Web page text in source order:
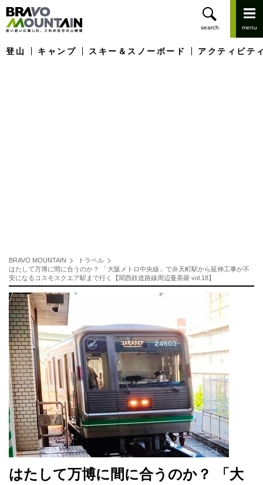
登山 キャンプ スキー＆スノーボード アクティビテ
BRAVO MOUNTAIN
トラベル
はたして万博に間に合うのか？ 「大阪メトロ中央線」で弁天町駅から延伸工事が不
安になるコスモスクエア駅まで行く【関西鉄道路線周辺曼荼羅 vol.18】
はたして万博に間に合うのか？ 「大